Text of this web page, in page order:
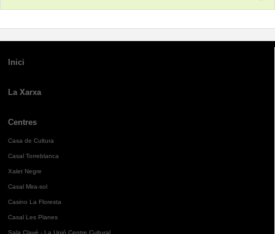
Inici
La Xarxa
Centres
Casa de Cultura
Casal Torreblanca
Xalet Negre
Casal Mira-sol
Casino La Floresta
Casal Les Planes
Sala Clavé - La Unió Centre Cultural